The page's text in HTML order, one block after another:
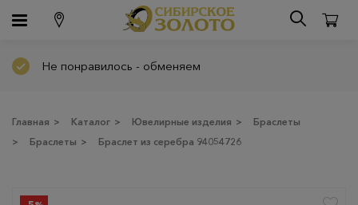
Не понравилось - обменяем
Главная > Каталог > Ювелирные изделия >
Браслеты
>
Браслеты > Браслет из серебра 94054726